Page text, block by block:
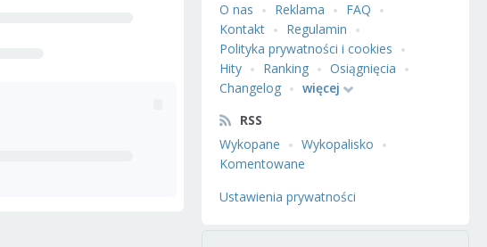
O nas
Reklama
FAQ
Kontakt
Regulamin
Polityka prywatności i cookies
Hity
Ranking
Osiągnięcia
Changelog
więcej
RSS
Wykopane
Wykopalisko
Komentowane
Ustawienia prywatności